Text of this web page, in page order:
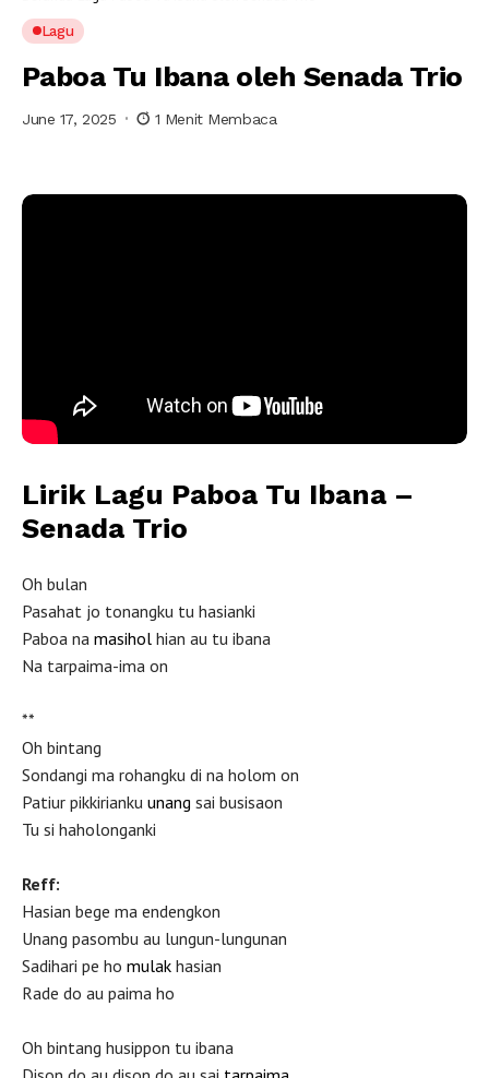
Lagu
Paboa Tu Ibana oleh Senada Trio
June 17, 2025 1 Menit Membaca
Lirik Lagu Paboa Tu Ibana –
Senada Trio
Oh bulan
Pasahat jo tonangku tu hasianki
Paboa na masihol hian au tu ibana
Na tarpaima-ima on
**
Oh bintang
Sondangi ma rohangku di na holom on
Patiur pikkirianku unang sai busisaon
Tu si haholonganki
Reff:
Hasian bege ma endengkon
Unang pasombu au lungun-lungunan
Sadihari pe ho mulak hasian
Rade do au paima ho
Oh bintang husippon tu ibana